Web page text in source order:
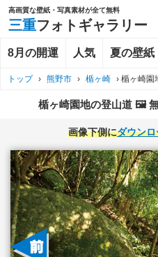
高画質な壁紙・写真素材が全て無料
三重フォトギャラリー
8月の開運 人気 夏の壁紙
トップ › 熊野市 › 楯ヶ崎 › 楯ヶ崎園
楯ヶ崎園地の登山道 🖼️
画像下側にダウン